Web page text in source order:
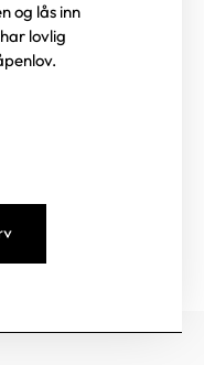
og lås inn
lovlig